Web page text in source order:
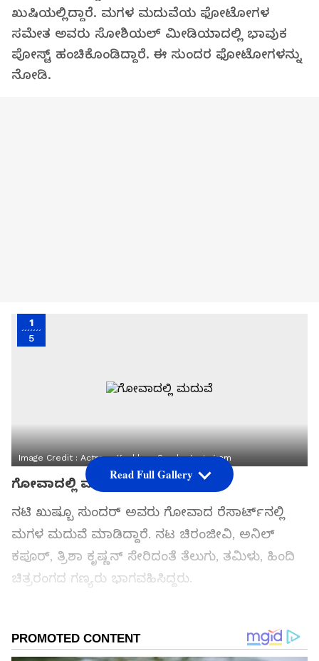
ಖುಷಿಯಲ್ಲಿದ್ದಾರೆ. ಮಗಳ ಮದುವೆಯ ಫೋಟೋಗಳ
ಸಮೇತ ಅವರು ಸೋಶಿಯಲ್‌ ಮೀಡಿಯಾದಲ್ಲಿ ಭಾವುಕ
ಪೋಸ್ಟ್ ಹಂಚಿಕೊಂಡಿದ್ದಾರೆ. ಈ ಸುಂದರ ಫೋಟೋಗಳನ್ನು
ನೋಡಿ.‌
1
5
Image Credit : Actress Kushboo Sundar Instagram
ಗೋವಾದಲ್ಲಿ ಮದುವೆ
ನಟಿ ಖುಷ್ಬೂ ಸುಂದರ್‌ ಅವರು ಗೋವಾದ ರೆಸಾರ್ಟ್‌ನಲ್ಲಿ
ಮಗಳ ಮದುವೆ ಮಾಡಿದ್ದಾರೆ. ನಟ ಚಿರಂಜೀವಿ, ಅನಿಲ್‌
ಕಪೂರ್‌, ತ್ರಿಶಾ ಕೃಷ್ಣನ್‌ ಸೇರಿದಂತೆ ತೆಲುಗು, ತಮಿಳು, ಹಿಂದಿ
ಚಿತ್ರರಂಗದ ಗಣ್ಯರು ಭಾಗವಹಿಸಿದ್ದರು.
ಆಯ್ಕೆ ಮಾಡಿಕೊಳ್ಳಿ
Read Full Gallery